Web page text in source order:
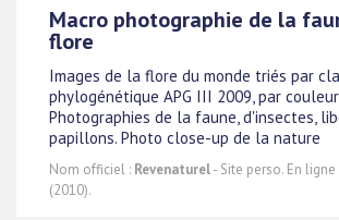
Macro photographie de la
flore
Images de la flore du monde triés par
phylogénétique APG III 2009, par
Photographies de la faune, d'insectes,
papillons. Photo close-up de la nature
Nom officiel : Revenaturel- Site perso. En
(2010).